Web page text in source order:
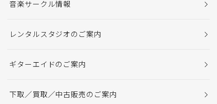
音楽サークル情報
レンタルスタジオのご案内
ギターエイドのご案内
下取／買取／中古販売のご案内